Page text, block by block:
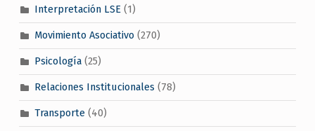
Interpretación LSE(1)
Movimiento Asociativo (270)
Psicología(25)
Relaciones Institucionales (78)
Transporte(40)